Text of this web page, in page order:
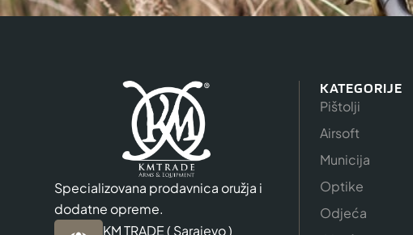
Specializovana prodavnica oružja i
dodatne opreme.
KM TRADE ( Sarajevo )
KATEGORIJE
Pištolji
Airsoft
Municija
Optike
Odjeća